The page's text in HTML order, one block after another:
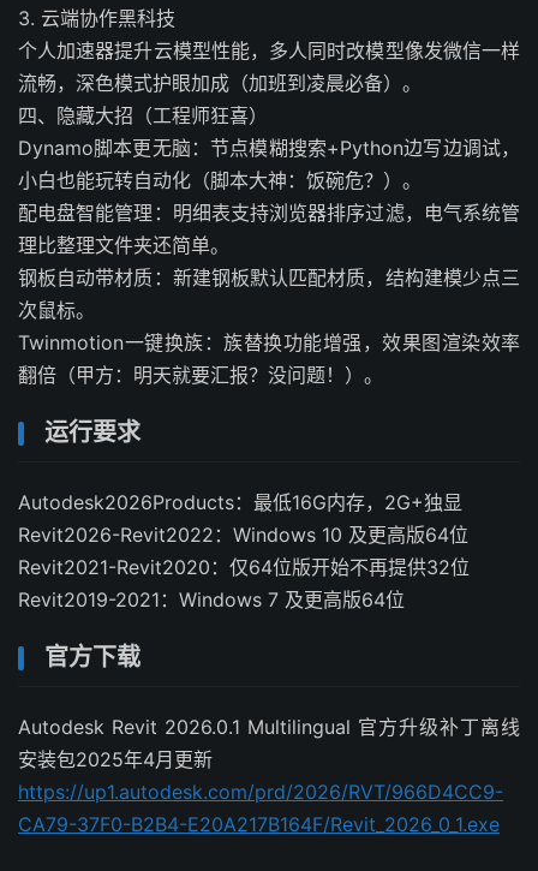
3. 云端协作黑科技
个人加速器提升云模型性能，多人同时改模型像发微信一样
流畅，深色模式护眼加成（加班到凌晨必备）。
四、隐藏大招（工程师狂喜）
Dynamo脚本更无脑：节点模糊搜索+Python边写边调试，
小白也能玩转自动化（脚本大神：饭碗危？）。
配电盘智能管理：明细表支持浏览器排序过滤，电气系统管
理比整理文件夹还简单。
钢板自动带材质：新建钢板默认匹配材质，结构建模少点三
次鼠标。
Twinmotion一键换族：族替换功能增强，效果图渲染效率
翻倍（甲方：明天就要汇报？没问题！）。
运行要求
Autodesk2026Products：最低16G内存，2G+独显
Revit2026-Revit2022：Windows 10 及更高版64位
Revit2021-Revit2020：仅64位版开始不再提供32位
Revit2019-2021：Windows 7 及更高版64位
官方下载
Autodesk Revit 2026.0.1 Multilingual 官方升级补丁离线
安装包2025年4月更新
https://up1.autodesk.com/prd/2026/RVT/966D4CC9-
CA79-37F0-B2B4-E20A217B164F/Revit_2026_0_1.exe